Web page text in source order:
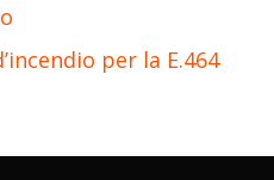
per la E.464